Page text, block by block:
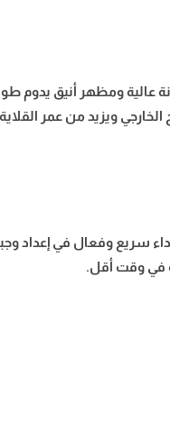
ومظهر أنيق يدوم
ويزيد من عمر
سريع وفعال في إعداد
في وقت أقل.